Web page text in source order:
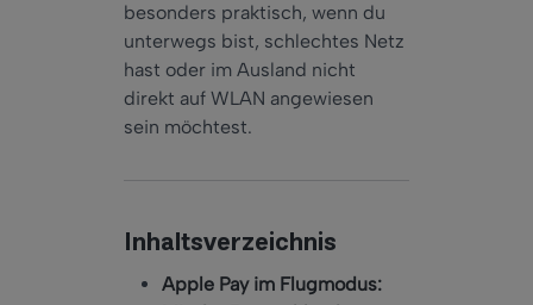
besonders praktisch, wenn du
unterwegs bist, schlechtes Netz
hast oder im Ausland nicht
direkt auf WLAN angewiesen
sein möchtest.
Inhaltsverzeichnis
Apple Pay im Flugmodus: